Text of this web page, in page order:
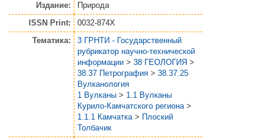
Издание:
Природа
ISSN Print:
0032-874X
Тематика:
3 ГРНТИ - Государственный
рубрикатор научно-технической
информации > 38 ГЕОЛОГИЯ >
38.37 Петрография > 38.37.25
Вулканология
1 Вулканы > 1.1 Вулканы
Курило-Камчатского региона >
1.1.1 Камчатка > Плоский
Толбачик